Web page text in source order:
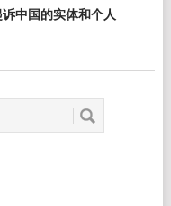
中国的实体和个人